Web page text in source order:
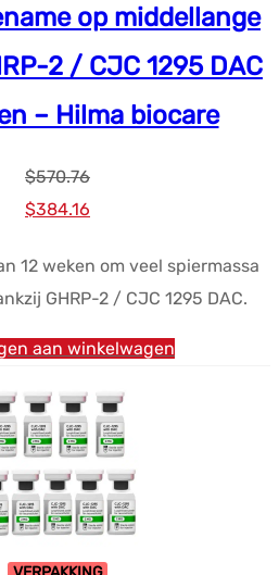
op middellange
2 / CJC 1295 DAC
– Hilma biocare
$570.76
Oorspronkelijke
was:
$570.76.
$384.16
is:
$384.16.
12 weken om veel spiermassa
GHRP-2 / CJC 1295 DAC.
aan winkelwagen